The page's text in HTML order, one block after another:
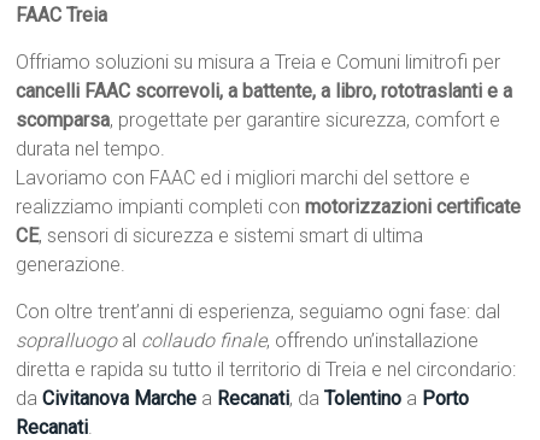
FAAC Treia
Offriamo soluzioni su misura a Treia e Comuni limitrofi per
cancelli FAAC scorrevoli, a battente, a libro, rototraslanti e a
scomparsa, progettate per garantire sicurezza, comfort e
durata nel tempo.
Lavoriamo con FAAC ed i migliori marchi del settore e
realizziamo impianti completi conmotorizzazioni certificate
CE, sensori di sicurezza e sistemi smart di ultima
generazione.
Con oltre trent’anni di esperienza, seguiamo ogni fase: dal
sopralluogo al collaudo finale, offrendo un’installazione
diretta e rapida su tutto il territorio di Treia e nel circondario:
daCivitanova Marche a Recanati, daTolentino a Porto
Recanati.